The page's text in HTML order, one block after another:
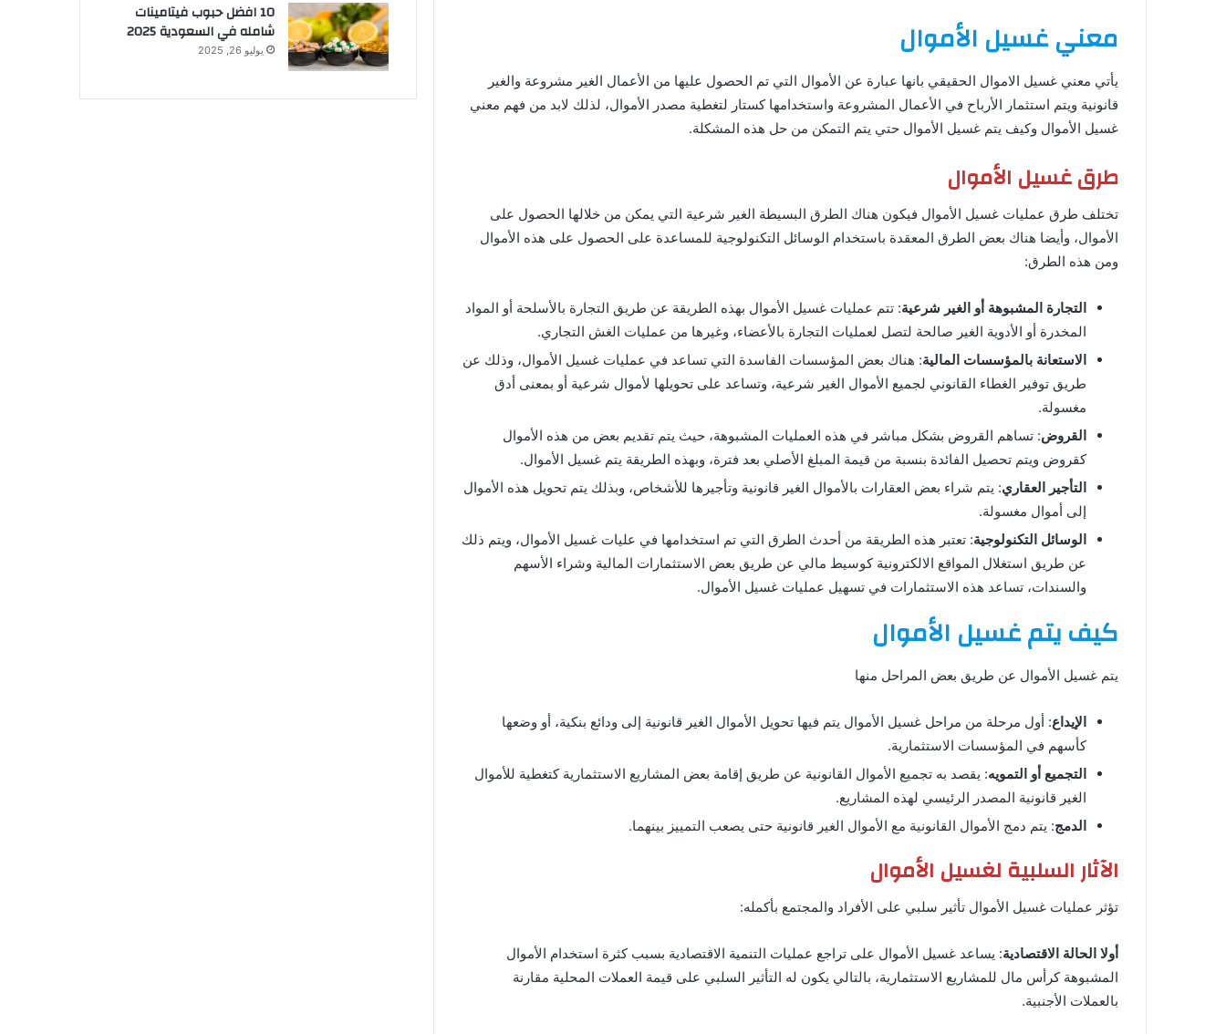
معني غسيل الأموال
يأتي معني غسيل الاموال الحقيقي بانها عبارة عن الأموال التي تم الحصول عليها من الأعمال الغير مشروعة والغير
قانونية ويتم استثمار الأرباح في الأعمال المشروعة واستخدامها كستار لتغطية مصدر الأموال، لذلك لابد من فهم معني
غسيل الأموال وكيف يتم غسيل الأموال حتي يتم التمكن من حل هذه المشكلة.
طرق غسيل الأموال
تختلف طرق عمليات غسيل الأموال فيكون هناك الطرق البسيطة الغير شرعية التي يمكن من خلالها الحصول على
الأموال، وأيضا هناك بعض الطرق المعقدة باستخدام الوسائل التكنولوجية للمساعدة على الحصول على هذه الأموال
ومن هذه الطرق:
التجارة المشبوهة أو الغير شرعية: تتم عمليات غسيل الأموال بهذه الطريقة عن طريق التجارة بالأسلحة أو المواد
المخدرة أو الأدوية الغير صالحة لتصل لعمليات التجارة بالأعضاء، وغيرها من عمليات الغش التجاري.
الاستعانة بالمؤسسات المالية: هناك بعض المؤسسات الفاسدة التي تساعد في عمليات غسيل الأموال، وذلك عن
طريق توفير الغطاء القانوني لجميع الأموال الغير شرعية، وتساعد على تحويلها لأموال شرعية أو بمعنى أدق
مغسولة.
القروض: تساهم القروض بشكل مباشر في هذه العمليات المشبوهة، حيث يتم تقديم بعض من هذه الأموال
كقروض ويتم تحصيل الفائدة بنسبة من قيمة المبلغ الأصلي بعد فترة، وبهذه الطريقة يتم غسيل الأموال.
التأجير العقاري: يتم شراء بعض العقارات بالأموال الغير قانونية وتأجيرها للأشخاص، وبذلك يتم تحويل هذه الأموال
إلى أموال مغسولة.
الوسائل التكنولوجية: تعتبر هذه الطريقة من أحدث الطرق التي تم استخدامها في عليات غسيل الأموال، ويتم ذلك
عن طريق استغلال المواقع الالكترونية كوسيط مالي عن طريق بعض الاستثمارات المالية وشراء الأسهم
والسندات، تساعد هذه الاستثمارات في تسهيل عمليات غسيل الأموال.
كيف يتم غسيل الأموال
يتم غسيل الأموال عن طريق بعض المراحل منها
الإيداع: أول مرحلة من مراحل غسيل الأموال يتم فيها تحويل الأموال الغير قانونية إلى ودائع بنكية، أو وضعها
كأسهم في المؤسسات الاستثمارية.
التجميع أو التمويه: يقصد به تجميع الأموال القانونية عن طريق إقامة بعض المشاريع الاستثمارية كتغطية للأموال
الغير قانونية المصدر الرئيسي لهذه المشاريع.
الدمج: يتم دمج الأموال القانونية مع الأموال الغير قانونية حتى يصعب التمييز بينهما.
الآثار السلبية لغسيل الأموال
تؤثر عمليات غسيل الأموال تأثير سلبي على الأفراد والمجتمع بأكمله:
أولا الحالة الاقتصادية: يساعد غسيل الأموال على تراجع عمليات التنمية الاقتصادية بسبب كثرة استخدام الأموال
المشبوهة كرأس مال للمشاريع الاستثمارية، بالتالي يكون له التأثير السلبي على قيمة العملات المحلية مقارنة
بالعملات الأجنبية.
10 افضل حبوب فيتامينات
شامله​ في السعودية 2025
يوليو 26, 2025